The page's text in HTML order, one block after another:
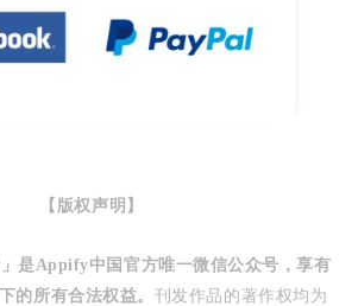
【版权声明】
是Appify中国官方唯一微信公众号，享有
的所有合法权益。 刊发作品的著作权均为